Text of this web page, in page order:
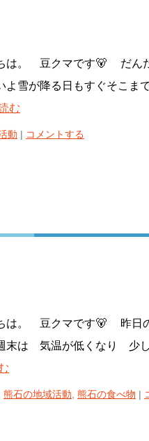
は。 豆クマです🐻 だん
雪が降る日もすぐそこま
む
動 | コメントする
は。 豆クマです🐻 昨日
末は 気温が低くなり 少
熊石の地域活動 熊石の食べ物 |